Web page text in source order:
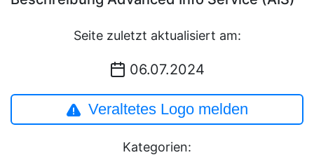
Seite zuletzt aktualisiert am:
06.07.2024
Veraltetes Logo melden
Kategorien: